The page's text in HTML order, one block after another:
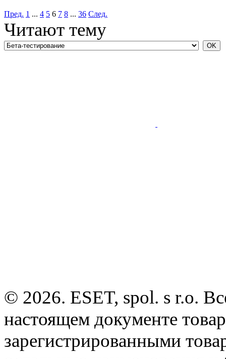
Пред. 1 ... 4 5 6 7 8 ... 36 След.
Читают тему
© 2026. ESET, spol. s r.o.
настоящем документе
зарегистрированными